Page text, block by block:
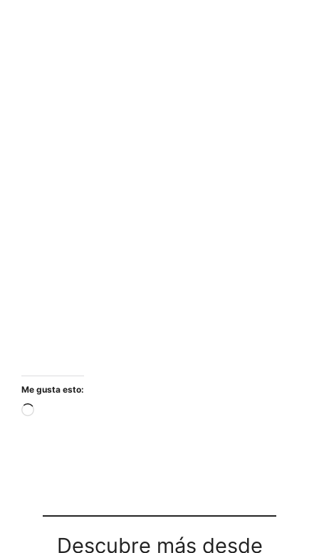
Me gusta esto:
Cargando...
Descubre más desde